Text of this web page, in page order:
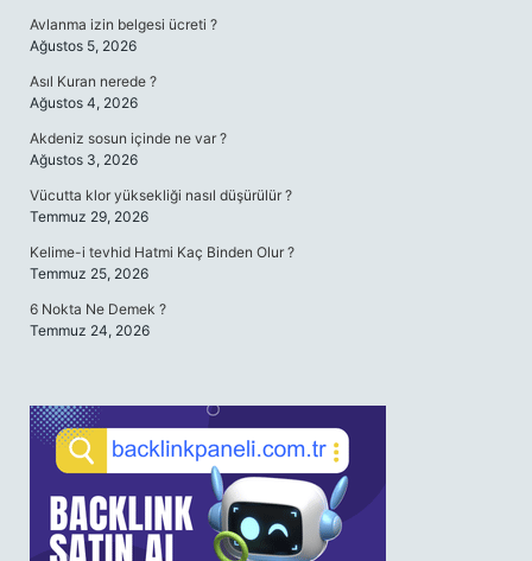
Avlanma izin belgesi ücreti ?
Ağustos 5, 2026
Asıl Kuran nerede ?
Ağustos 4, 2026
Akdeniz sosun içinde ne var ?
Ağustos 3, 2026
Vücutta klor yüksekliği nasıl düşürülür ?
Temmuz 29, 2026
Kelime-i tevhid Hatmi Kaç Binden Olur ?
Temmuz 25, 2026
6 Nokta Ne Demek ?
Temmuz 24, 2026